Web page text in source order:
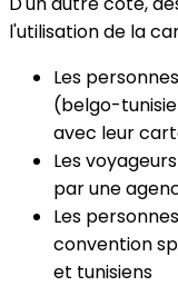
l'utilisation de la
Les
(belgo-
avec leur
Les
par une
Les
convention
et tunisiens